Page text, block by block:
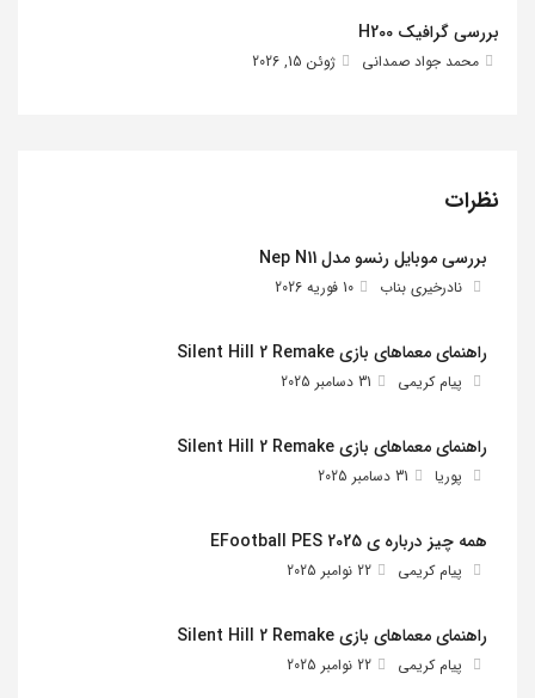
بررسی گرافیک H200
محمد جواد صمدانی ژوئن 15, 2026
نظرات
بررسی موبایل رنسو مدل Nep N11
نادرخیری بناب 10 فوریه 2026
راهنمای معماهای بازی Silent Hill 2 Remake
پیام کریمی 31 دسامبر 2025
راهنمای معماهای بازی Silent Hill 2 Remake
پوریا 31 دسامبر 2025
همه چیز درباره ی EFootball PES 2025
پیام کریمی 22 نوامبر 2025
راهنمای معماهای بازی Silent Hill 2 Remake
پیام کریمی 22 نوامبر 2025